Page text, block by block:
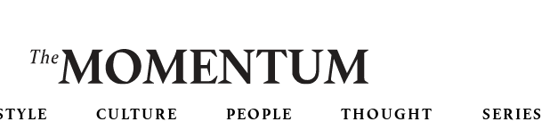
CULTURE PEOPLE THOUGHT SERIES